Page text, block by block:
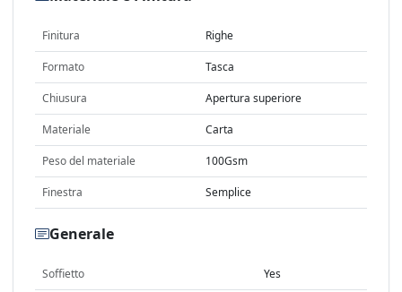
Finitura Righe
Formato Tasca
Chiusura Apertura superiore
Materiale Carta
Peso del materiale 100Gsm
Finestra Semplice
Generale
Soffietto Yes